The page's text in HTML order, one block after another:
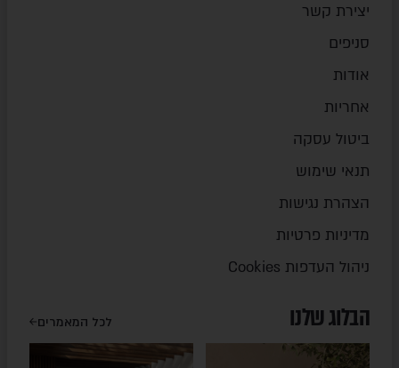
יצירת קשר
סניפים
אודות
אחריות
ביטול עסקה
תנאי שימוש
הצהרת נגישות
מדיניות פרטיות
ניהול העדפות Cookies
הבלוג שלנו לכל המאמרים